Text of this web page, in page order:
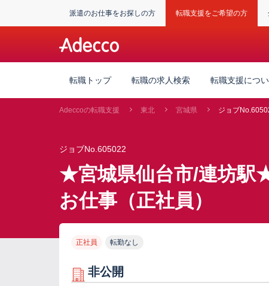
派遣のお仕事をお探しの方 転職支援をご希望の方
転職トップ 転職の求人検索 転職支援につ
Adeccoの転職支援 東北 宮城県 ジョブ
ジョブNo.605022
★宮城県仙台市/連坊駅
お仕事（正社員）
正社員 転勤なし
非公開